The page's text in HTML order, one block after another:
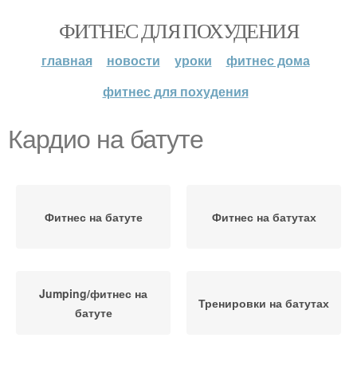
ФИТНЕС ДЛЯ ПОХУДЕНИЯ
главная новости уроки
фитнес дома
фитнес для похудения
Кардио на батуте
Фитнес на батуте Фитнес на батутах
Jumping/фитнес на
батуте
Тренировки на батутах